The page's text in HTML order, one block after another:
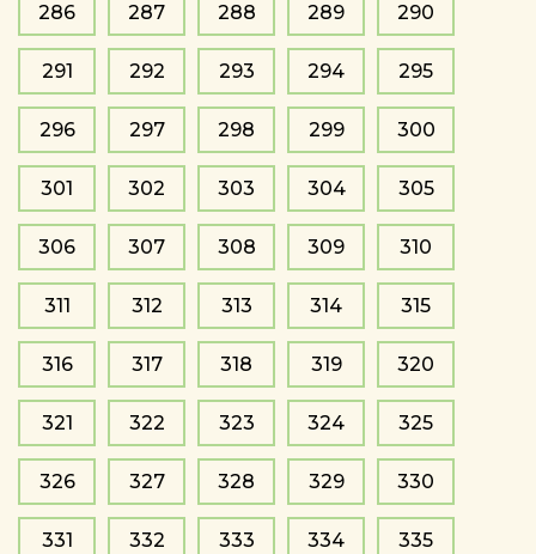
286 287 288 289 290
291 292 293 294 295
296 297 298 299 300
301 302 303 304 305
306 307 308 309 310
311 312 313 314 315
316 317 318 319 320
321 322 323 324 325
326 327 328 329 330
331 332 333 334 335